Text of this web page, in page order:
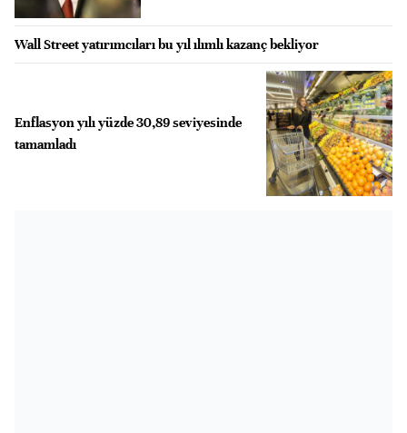
Wall Street yatırımcıları bu yıl ılımlı kazanç bekliyor
Enflasyon yılı yüzde 30,89 seviyesinde
tamamladı